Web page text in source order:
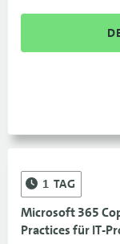
1 TAG
Microsoft 365
Practices für IT-